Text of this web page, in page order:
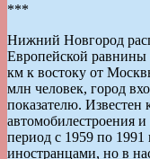
***
Нижний Новгород
Европейской
км к востоку от
млн человек, город
показателю. Известен
автомобилестроения
период с 1959 по
иностранцами, но в